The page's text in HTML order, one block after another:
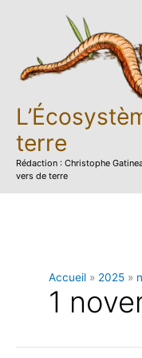
terre
Rédaction : Christophe
vers de terre
Accueil 2025
1